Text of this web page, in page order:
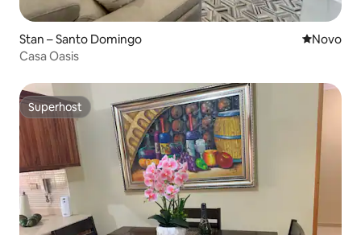
Stan – Santo Domingo Novi
Novo
Casa Oasis
Superhost
Superhost